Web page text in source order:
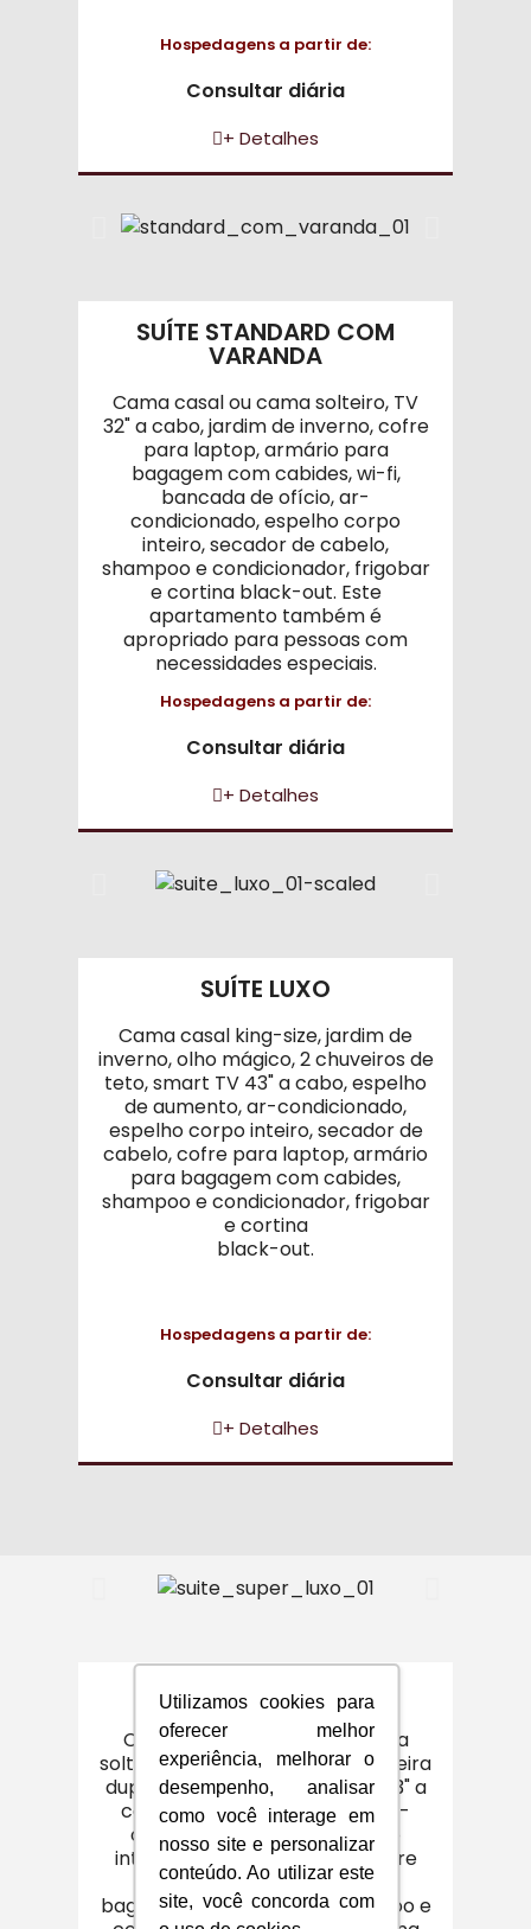
Utilizamos cookies para
oferecer melhor
experiência, melhorar o
desempenho, analisar
como você interage em
nosso site e personalizar
conteúdo. Ao utilizar este
site, você concorda com
Hospedagens a partir de:
Consultar diária
+ Detalhes
SUÍTE STANDARD COM
VARANDA
Cama casal ou cama solteiro, TV
32" a cabo, jardim de inverno, cofre
para laptop, armário para
bagagem com cabides, wi-fi,
bancada de ofício, ar-
condicionado, espelho corpo
inteiro, secador de cabelo,
shampoo e condicionador, frigobar
e cortina black-out. Este
apartamento também é
apropriado para pessoas com
necessidades especiais.
Hospedagens a partir de:
Consultar diária
+ Detalhes
SUÍTE LUXO
Cama casal king-size, jardim de
inverno, olho mágico, 2 chuveiros de
teto, smart TV 43" a cabo, espelho
de aumento, ar-condicionado,
espelho corpo inteiro, secador de
cabelo, cofre para laptop, armário
para bagagem com cabides,
shampoo e condicionador, frigobar
e cortina
black-out.
Hospedagens a partir de:
Consultar diária
+ Detalhes
SUÍTE SUPER LUXO
Cama casal king-size ou cama
solteiro, jardim de inverno, banheira
dupla, olho mágico, smart TV 43" a
cabo, espelho de aumento, ar-
condicionado, espelho corpo
inteiro, secador de cabelo, cofre
para laptop, armário para
bagagem com cabides, shampoo e